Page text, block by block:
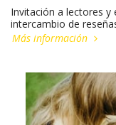
Invitación a lectores y
intercambio de
Más información